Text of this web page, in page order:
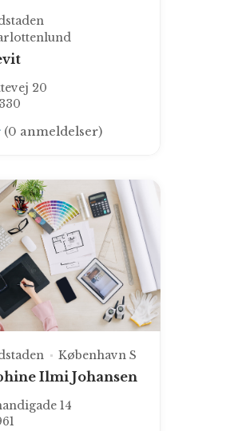
20
(0 anmeldelser)
København S
Ilmi Johansen
14